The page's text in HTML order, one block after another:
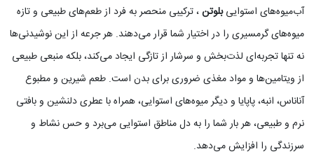
آب‌میوه‌های استواییبلوتن، ترکیبی منحصر به فرد از طعم‌های طبیعی و تازه
میوه‌های گرمسیری را در اختیار شما قرار می‌دهند. هر جرعه از این نوشیدنی‌ها
نه تنها تجربه‌ای لذت‌بخش و سرشار از تازگی ایجاد می‌کند، بلکه منبعی طبیعی
از ویتامین‌ها و مواد مغذی ضروری برای بدن است. طعم شیرین و مطبوع
آناناس، انبه، پاپایا و دیگر میوه‌های استوایی، همراه با عطری دلنشین و بافتی
نرم و طبیعی، هر بار شما را به دل مناطق استوایی می‌برد و حس نشاط و
سرزندگی را افزایش می‌دهد.